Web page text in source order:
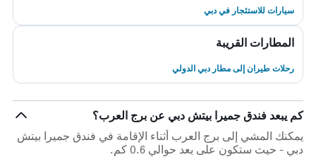
سيارات للاستئجار في دبي
المطارات القريبة
رحلات طيران إلى مطار دبي الدولي
كم يبعد فندق جميرا بيتش دبي عن برج العرب؟
يمكنك المشي إلى برج العرب أثناء الإقامة في فندق جميرا بيتش
دبي - حيث ستكون على بعد حوالي 0.6 كم.